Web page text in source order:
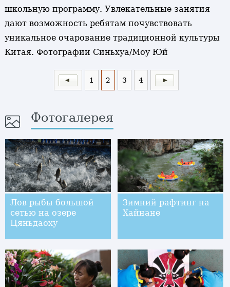
школьную программу. Увлекательные занятия
дают возможность ребятам почувствовать
уникальное очарование традиционной культуры
Китая. Фотографии Синьхуа/Моу Юй
1 2 3 4
Фотогалерея
Лов рыбы большой
сетью на озере
Цяньдаоху
Зимний рафтинг на
Хайнане